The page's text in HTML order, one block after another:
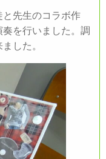
先生のコラボ作
を行いました。調
した。